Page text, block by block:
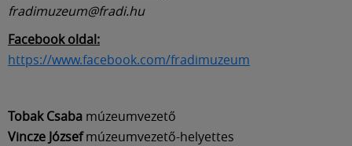
fradimuzeum@fradi.hu
Facebook oldal:
https://www.facebook.com/fradimuzeum
Tobak Csaba múzeumvezető
Vincze Józsefmúzeumvezető-helyettes
Labdarúgás
Meccscenter